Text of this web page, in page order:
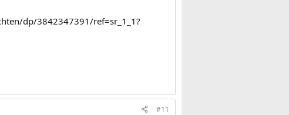
dp/3842347391/ref=sr_1_1?
#11